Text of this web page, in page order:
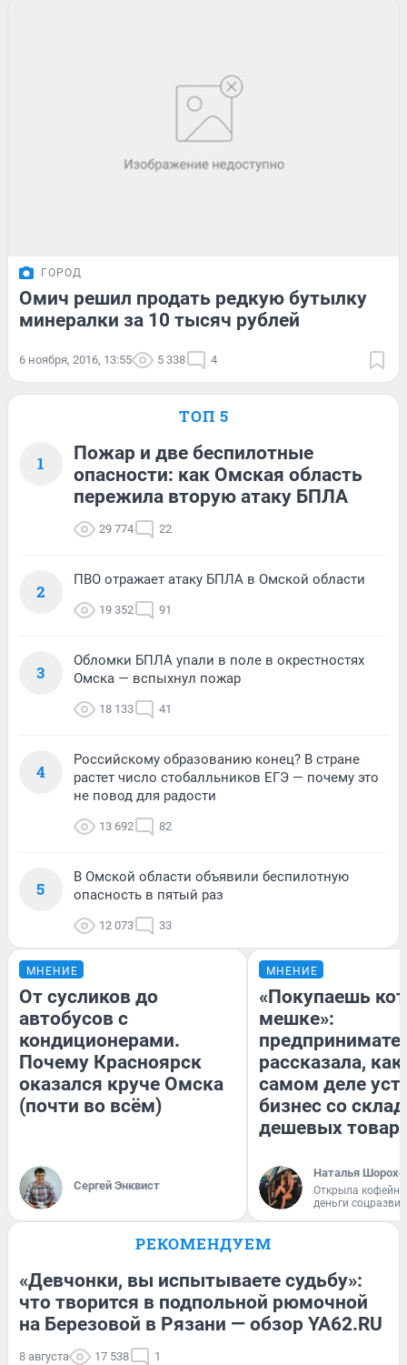
ГОРОД
Омич решил продать редкую бутылку
минералки за 10 тысяч рублей
6 ноября, 2016, 13:55 5 338 4
ТОП 5
1
Пожар и две беспилотные
опасности: как Омская область
пережила вторую атаку БПЛА
29 774 22
2
ПВО отражает атаку БПЛА в Омской области
19 352 91
3
Обломки БПЛА упали в поле в окрестностях
Омска — вспыхнул пожар
18 133 41
4
Российскому образованию конец? В стране
растет число стобалльников ЕГЭ — почему это
не повод для радости
13 692 82
5
В Омской области объявили беспилотную
опасность в пятый раз
12 073 33
МНЕНИЕ
От сусликов до
автобусов с
кондиционерами.
Почему Красноярск
оказался круче Омска
(почти во всём)
Сергей Энквист
МНЕНИЕ
«Покупаешь
мешке»:
рассказала, как
самом деле
бизнес со
дешевых
Наталья
Открыла
деньги
РЕКОМЕНДУЕМ
«Девчонки, вы испытываете судьбу»:
что творится в подпольной рюмочной
на Березовой в Рязани — обзор YA62.RU
8 августа 17 538 1